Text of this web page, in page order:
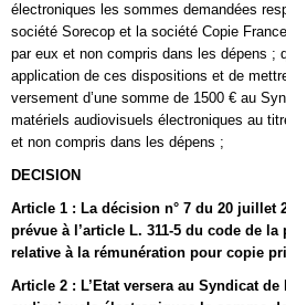
électroniques les sommes demandées
société Sorecop et la société Copie
par eux et non compris dans les dépens ;
application de ces dispositions et de
versement d’une somme de 1500 € au
matériels audiovisuels électroniques au
et non compris dans les dépens ;
DECISION
Article 1 : La décision n° 7 du 20 juillet
prévue à l’article L. 311-5 du code de
relative à la rémunération pour copie
Article 2 : L’Etat versera au Syndicat